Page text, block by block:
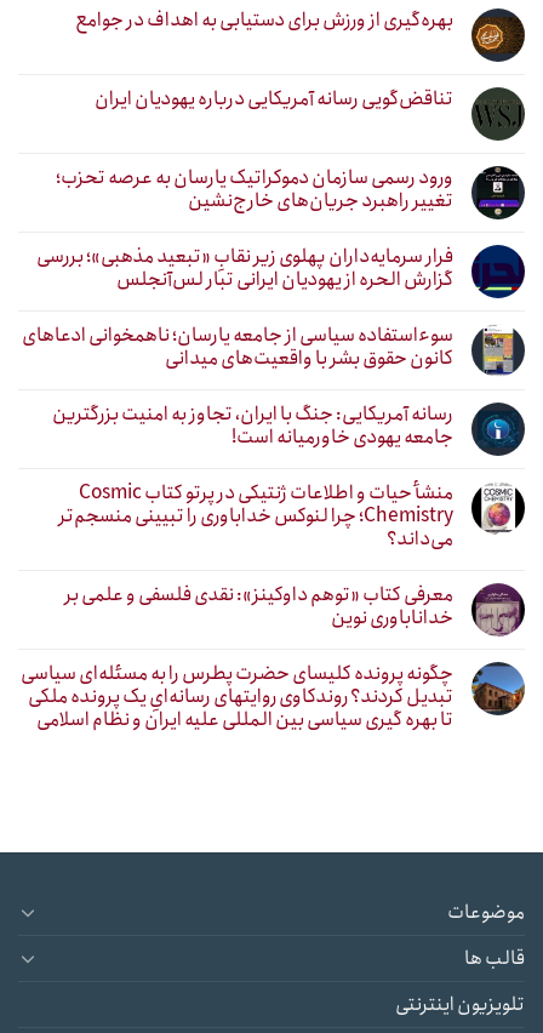
بهره‌گیری از ورزش برای دستیابی به اهداف در جوامع
تناقض‌گویی رسانه آمریکایی درباره یهودیان ایران
ورود رسمی سازمان دموکراتیک یارسان به عرصه تحزب؛
تغییر راهبرد جریان‌های خارج‌نشین
فرار سرمایه‌داران پهلوی زیر نقابِ «تبعید مذهبی»؛ بررسی
گزارش الحره از یهودیان ایرانی تبار لس‌آنجلس
سوءاستفاده سیاسی از جامعه یارسان؛ ناهمخوانی ادعاهای
کانون حقوق بشر با واقعیت‌های میدانی
رسانه آمریکایی: جنگ با ایران، تجاوز به امنیت بزرگترین
جامعه یهودی خاورمیانه است!
منشأ حیات و اطلاعات ژنتیکی در پرتو کتاب Cosmic
Chemistry؛ چرا لنوکس خداباوری را تبیینی منسجم‌تر
می‌داند؟
معرفی کتاب «توهم داوکینز»: نقدی فلسفی و علمی بر
خداناباوری نوین
چگونه پرونده کلیسای حضرت پطرس را به مسئله‌ای سیاسی
تبدیل کردند؟ روندکاوی روایتهای رسانه‌ایِ یک پرونده ملکی
تا بهره گیری سیاسی بین المللی علیه ایران و نظام اسلامی
موضوعات
قالب ها
تلویزیون اینترنتی